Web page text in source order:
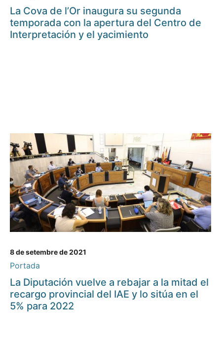
La Cova de l’Or inaugura su segunda
temporada con la apertura del Centro de
Interpretación y el yacimiento
8 de setembre de 2021
Portada
La Diputación vuelve a rebajar a la mitad el
recargo provincial del IAE y lo sitúa en el
5% para 2022